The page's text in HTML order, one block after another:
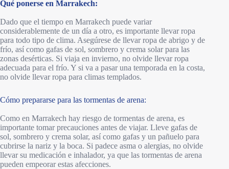
Qué ponerse en Marrakech:
Dado que el tiempo en Marrakech puede variar
considerablemente de un día a otro, es importante llevar ropa
para todo tipo de clima. Asegúrese de llevar ropa de abrigo y de
frío, así como gafas de sol, sombrero y crema solar para las
zonas desérticas. Si viaja en invierno, no olvide llevar ropa
adecuada para el frío. Y si va a pasar una temporada en la costa,
no olvide llevar ropa para climas templados.
Cómo prepararse para las tormentas de arena:
Como en Marrakech hay riesgo de tormentas de arena, es
importante tomar precauciones antes de viajar. Lleve gafas de
sol, sombrero y crema solar, así como gafas y un pañuelo para
cubrirse la nariz y la boca. Si padece asma o alergias, no olvide
llevar su medicación e inhalador, ya que las tormentas de arena
pueden empeorar estas afecciones.